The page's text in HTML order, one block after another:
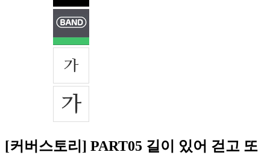
[커버스토리] PART05 길이 있어 걷고 또